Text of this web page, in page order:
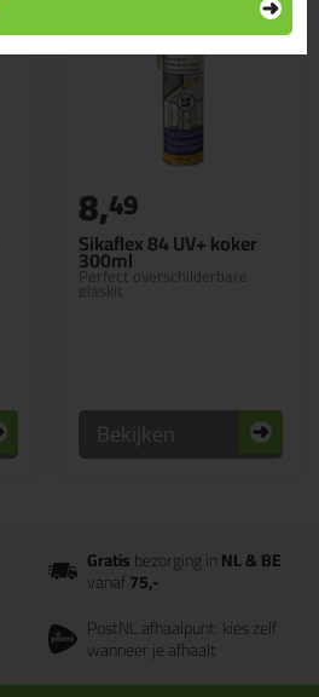
Sikaflex 84 UV+ koker
300ml
Perfect overschilderbare
glaskit
8,49
Bekijken
Gratisbezorging inNL & BE
vanaf75,-
PostNL afhaalpunt: kies zelf
wanneer je afhaalt